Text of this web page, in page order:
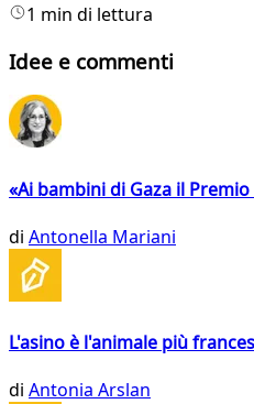
1 min di lettura
Idee e commenti
«Ai bambini di Gaza il
di Antonella Mariani
L'asino è l'animale più
di Antonia Arslan